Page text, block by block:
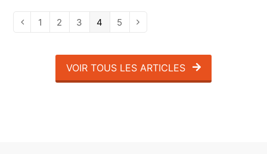
Précédent
Page
1 Page
2 Page
3 Page
4 Page
5
VOIR TOUS LES ARTICLES